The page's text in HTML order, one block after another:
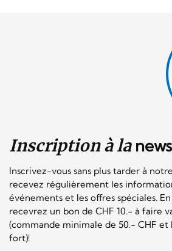
Inscription à la
Inscrivez-vous sans plus tarder à
recevez régulièrement les
événements et les offres spéciales.
recevrez un bon de CHF 10.- à faire
(commande minimale de 50.- CHF
fort)!